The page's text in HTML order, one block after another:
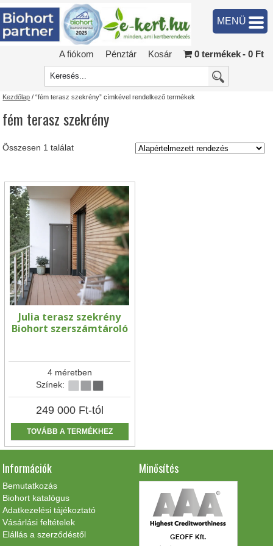
A fiókom Pénztár Kosár 0 termékek 0 Ft
MENÜ
Kezdőlap / “fém terasz szekrény” címkével rendelkező termékek
fém terasz szekrény
Összesen 1 találat
Julia terasz szekrény
Biohort szerszámtároló
4 méretben
Színek:
249 000 Ft-tól
TOVÁBB A TERMÉKHEZ
Információk
Bemutatkozás
Biohort katalógus
Adatkezelési tájékoztató
Vásárlási feltételek
Elállás a szerződéstől
Minősítés